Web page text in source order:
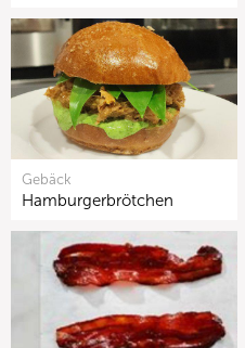
Gebäck
Hamburgerbrötchen